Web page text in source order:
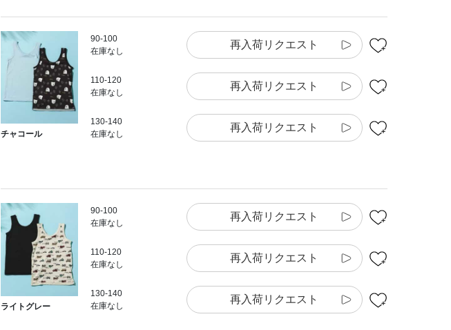
チャコール
90-100
在庫なし
再入荷リクエスト
110-120
在庫なし
再入荷リクエスト
130-140
在庫なし
再入荷リクエスト
ライトグレー
90-100
在庫なし
再入荷リクエスト
110-120
在庫なし
再入荷リクエスト
130-140
在庫なし
再入荷リクエスト